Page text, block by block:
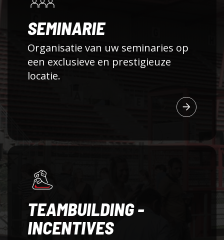
SEMINARIE
Organisatie van uw seminaries op
een exclusieve en prestigieuze
locatie.
TEAMBUILDING -
INCENTIVES